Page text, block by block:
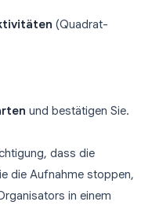
(Quadrat-
und bestätigen Sie.
dass die
die Aufnahme stoppen,
in einem